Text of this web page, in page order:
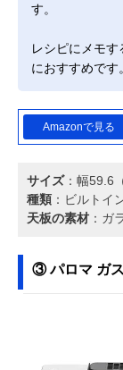
す。
レシピにメモす
におすすめです。
Amazonで見る
サイズ：幅59.6
種類 ：ビルトイ
天板の素材 ：ガ
③ パロマ ガ